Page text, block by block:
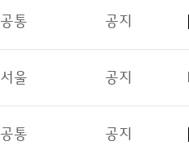
공통 공지
서울 공지
공통 공지